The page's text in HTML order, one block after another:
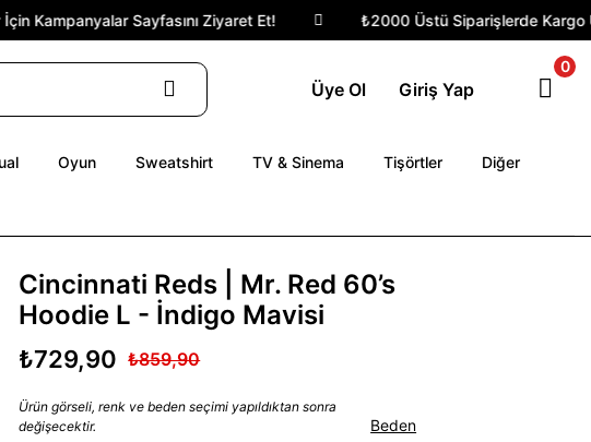
Sayfasını Ziyaret Et! ₺2000 Üstü Siparişlerde Kargo
Üye Ol Giriş Yap
0
Oyun Sweatshirt TV & Sinema Tişörtler Diğer
Cincinnati Reds | Mr. Red 60’s
Hoodie L - İndigo Mavisi
₺729,90 ₺859,90
Ürün görseli, renk ve beden seçimi yapıldıktan sonra
değişecektir.
Beden